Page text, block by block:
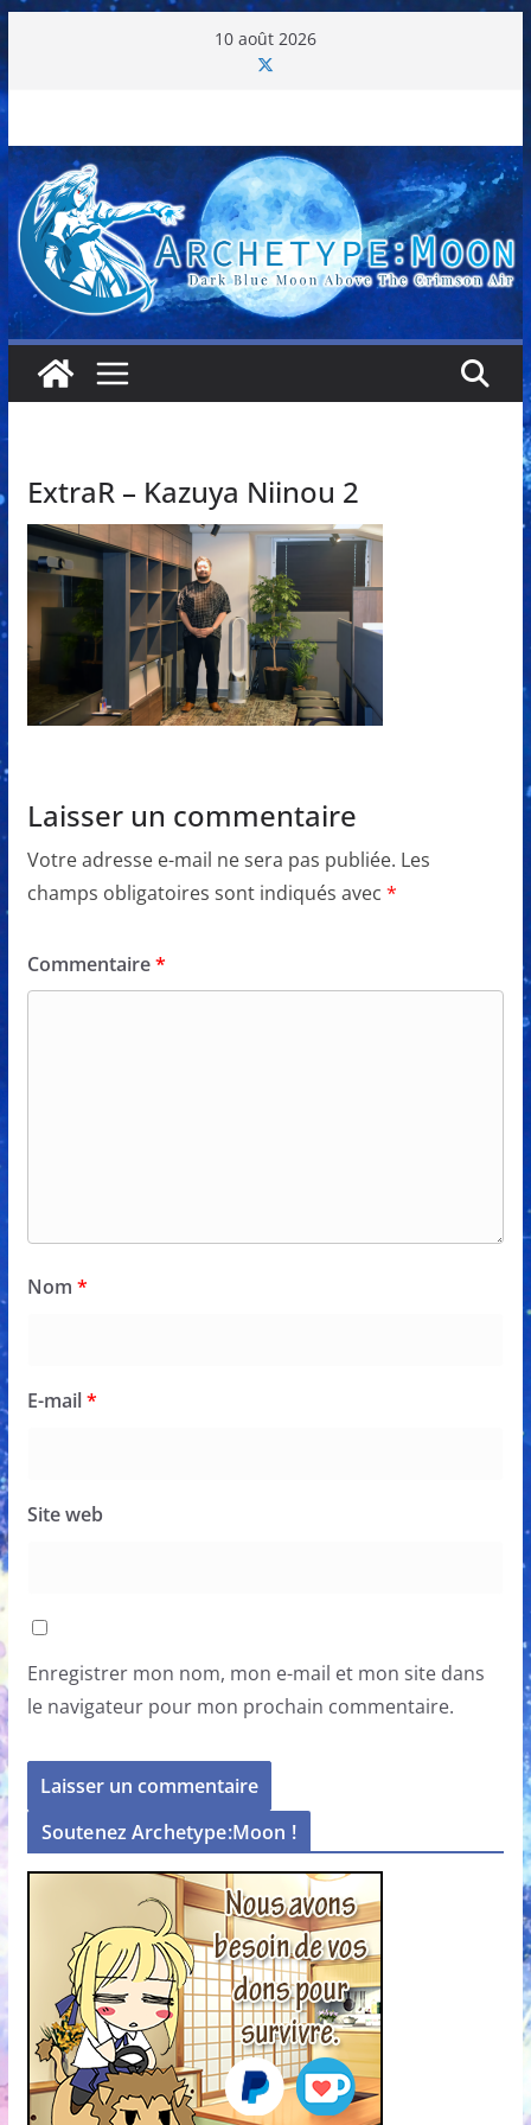
au
contenu
10 août 2026
ExtraR – Kazuya Niinou 2
Laisser un commentaire
Votre adresse e-mail ne sera pas publiée. Les
champs obligatoires sont indiqués avec *
Commentaire*
Nom *
E-mail*
Site web
Enregistrer mon nom, mon e-mail et mon site dans
le navigateur pour mon prochain commentaire.
Soutenez Archetype:Moon !